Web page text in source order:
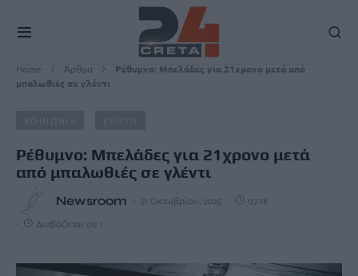
Home Άρθρα
Ρέθυμνο: Μπελάδες για 21χρονο μετά από
μπαλωθιές σε γλέντι
Ρέθυμνο: Μπελάδες για 21χρονο μετά
από μπαλωθιές σε γλέντι
Newsroom 21 Οκτωβρίου, 2025 07:18
Διαβάζεται σε 1'